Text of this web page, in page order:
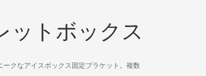
Español
ットボックス
クなアイスボックス固定ブラケット。複数